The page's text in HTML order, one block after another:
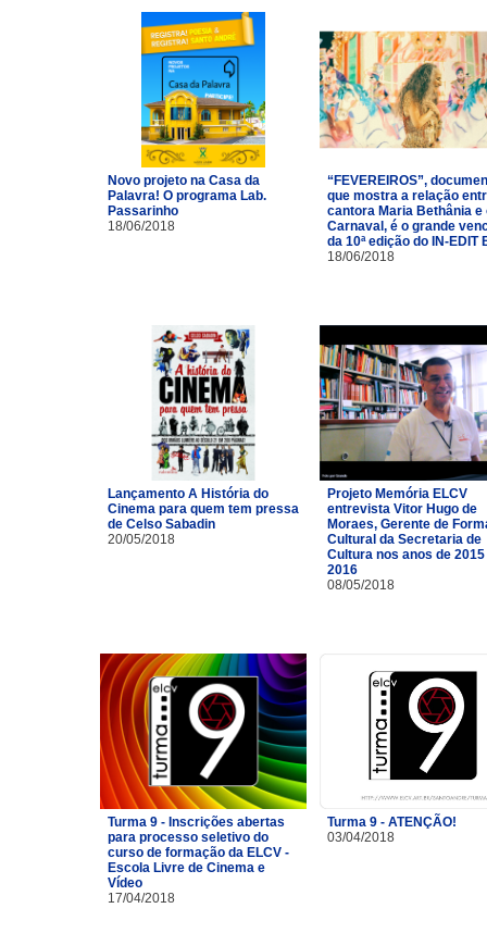
Novo projeto na Casa da
Palavra! O programa Lab.
Passarinho
18/06/2018
“FEVEREIROS”,
que mostra a relação
cantora Maria Bethânia e
Carnaval, é o grande
da 10ª edição do IN-EDIT
18/06/2018
Lançamento A História do
Cinema para quem tem pressa
de Celso Sabadin
20/05/2018
Projeto Memória ELCV
entrevista Vitor Hugo de
Moraes, Gerente de
Cultural da Secretaria de
Cultura nos anos de 2015
2016
08/05/2018
Turma 9 - Inscrições abertas
para processo seletivo do
curso de formação da ELCV -
Escola Livre de Cinema e
Vídeo
17/04/2018
Turma 9 - ATENÇÃO!
03/04/2018